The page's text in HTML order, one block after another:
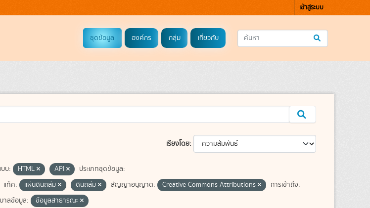
เข้าสู่ระบบ
ชุดข้อมูล องค์กร กลุ่ม เกี่ยวกับ
เรียงโดย
บ: HTML API
ประเภทชุดข้อมูล:
แท็ค: แผ่นดินถล่ม ดินถล่ม สัญญาอนุญาต: Creative Commons Attributions
การเข้าถึง:
าลข้อมูล: ข้อมูลสาธารณะ